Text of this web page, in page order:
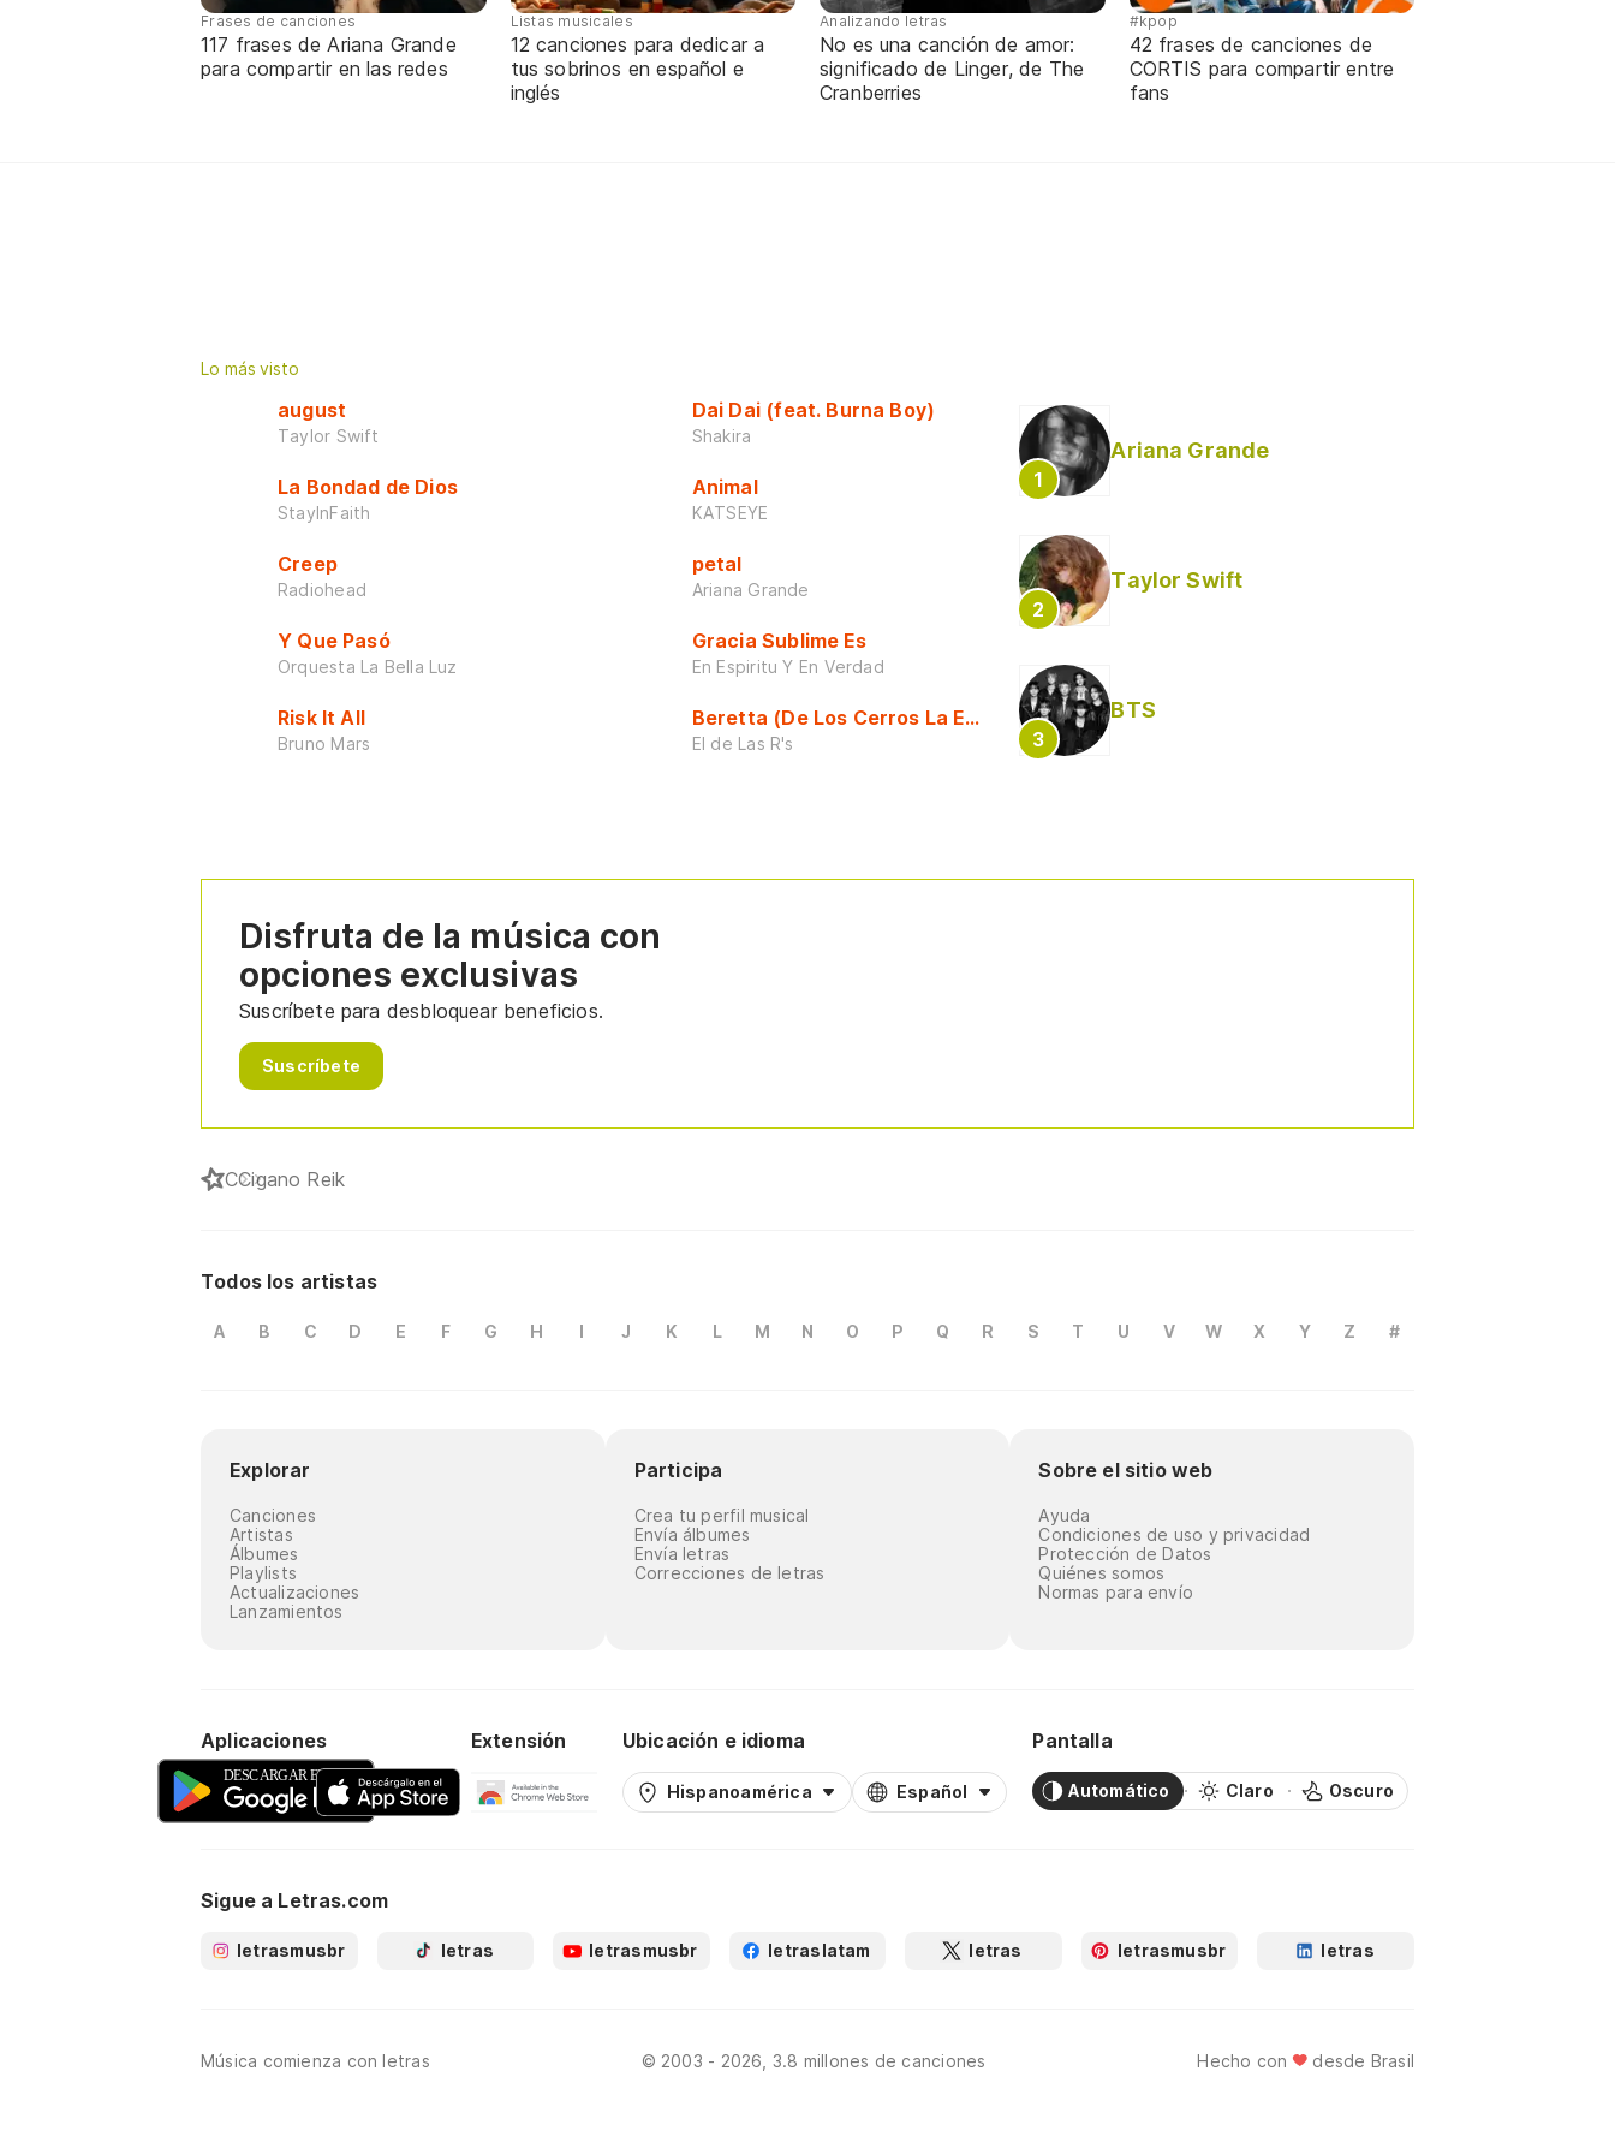
Frases de canciones
117 frases de Ariana Grande
para compartir en las redes
Listas musicales
12 canciones para dedicar a
tus sobrinos en español e
inglés
Analizando letras
No es una canción de amor:
significado de Linger, de The
Cranberries
#kpop
42 frases de canciones de
CORTIS para compartir entre
fans
Lo más visto
august
Taylor Swift
La Bondad de Dios
StayInFaith
Creep
Radiohead
Y Que Pasó
Orquesta La Bella Luz
Risk It All
Bruno Mars
Dai Dai (feat. Burna Boy)
Shakira
Animal
KATSEYE
petal
Ariana Grande
Gracia Sublime Es
En Espiritu Y En Verdad
Beretta (De Los Cerros La Escuela)
El de Las R's
Ariana Grande
Taylor Swift
BTS
Disfruta de la música con
opciones exclusivas
Suscríbete para desbloquear beneficios.
Suscríbete
CCigano Reik
Todos los artistas
A B C D E F G H I J K L M N O P Q R S T U V W X Y Z #
Explorar
Canciones
Artistas
Álbumes
Playlists
Actualizaciones
Lanzamientos
Participa
Crea tu perfil musical
Envía álbumes
Envía letras
Correcciones de letras
Sobre el sitio web
Ayuda
Condiciones de uso y privacidad
Protección de Datos
Quiénes somos
Normas para envío
Aplicaciones Extensión Ubicación e idioma
Hispanoamérica Español
Pantalla
Automático Claro Oscuro
Sigue a Letras.com
letrasmusbr letras letrasmusbr letraslatam letras letrasmusbr letras
Música comienza con letras © 2003 - 2026, 3.8 millones de canciones Hecho con desde Brasil